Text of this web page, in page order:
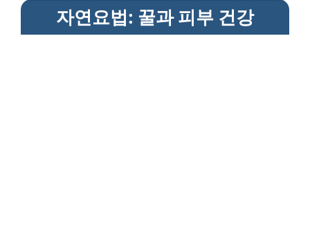
자연요법: 꿀과 피부 건강